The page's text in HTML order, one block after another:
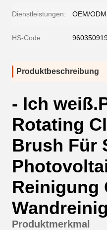
Dienstleistungen: OEM/ODM
HS-Code:
Produktbeschreibung
- Ich weiß.
Rotating
Brush Für
Reinigung
Produktmerkmal